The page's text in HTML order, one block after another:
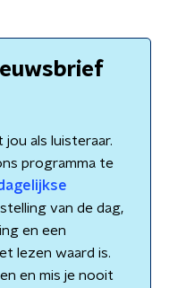
jou als luisteraar.
programma te
van de dag,
en een
lezen waard is.
en mis je nooit